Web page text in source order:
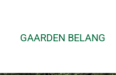
GAARDEN BELANG